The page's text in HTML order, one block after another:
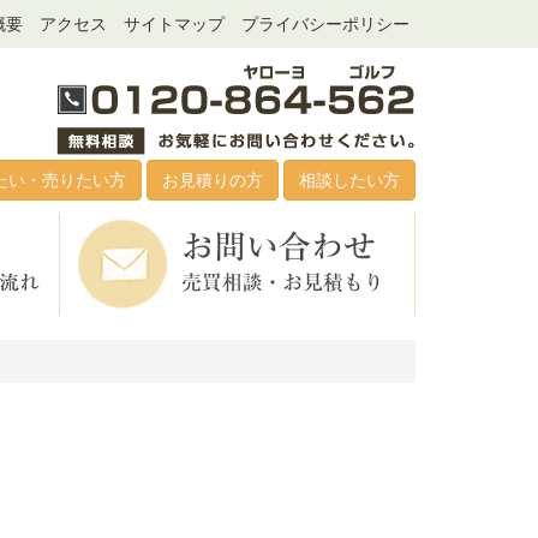
要 アクセス サイトマップ プライバシーポリシー
い・売りたい方 お見積りの方 相談したい方